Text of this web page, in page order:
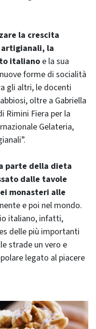
la crescita
la
italianoe la sua
forme di socialità
gli altri, le docenti
oltre a Gabriella
Rimini Fiera per la
Gelateria,
parte della dieta
dalle tavole
monasteri alle
e poi nel mondo.
italiano, infatti,
delle più importanti
strade un vero e
legato al piacere